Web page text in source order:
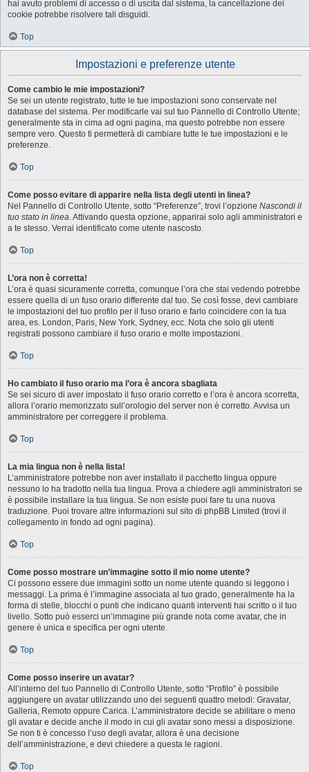
hai avuto problemi di accesso o di uscita dal sistema, la cancellazione dei
cookie potrebbe risolvere tali disguidi.
Top
Impostazioni e preferenze utente
Come cambio le mie impostazioni?
Se sei un utente registrato, tutte le tue impostazioni sono conservate nel
database del sistema. Per modificarle vai sul tuo Pannello di Controllo Utente;
generalmente sta in cima ad ogni pagina, ma questo potrebbe non essere
sempre vero. Questo ti permetterà di cambiare tutte le tue impostazioni e le
preferenze.
Top
Come posso evitare di apparire nella lista degli utenti in linea?
Nel Pannello di Controllo Utente, sotto “Preferenze”, trovi l’opzione Nascondi il
tuo stato in linea. Attivando questa opzione, apparirai solo agli amministratori e
a te stesso. Verrai identificato come utente nascosto.
Top
L’ora non è corretta!
L’ora è quasi sicuramente corretta, comunque l’ora che stai vedendo potrebbe
essere quella di un fuso orario differente dal tuo. Se così fosse, devi cambiare
le impostazioni del tuo profilo per il fuso orario e farlo coincidere con la tua
area, es. London, Paris, New York, Sydney, ecc. Nota che solo gli utenti
registrati possono cambiare il fuso orario e molte impostazioni.
Top
Ho cambiato il fuso orario ma l’ora è ancora sbagliata
Se sei sicuro di aver impostato il fuso orario corretto e l’ora è ancora scorretta,
allora l’orario memorizzato sull’orologio del server non è corretto. Avvisa un
amministratore per correggere il problema.
Top
La mia lingua non è nella lista!
L’amministratore potrebbe non aver installato il pacchetto lingua oppure
nessuno lo ha tradotto nella tua lingua. Prova a chiedere agli amministratori se
è possibile installare la tua lingua. Se non esiste puoi fare tu una nuova
traduzione. Puoi trovare altre informazioni sul sito di phpBB Limited (trovi il
collegamento in fondo ad ogni pagina).
Top
Come posso mostrare un’immagine sotto il mio nome utente?
Ci possono essere due immagini sotto un nome utente quando si leggono i
messaggi. La prima è l’immagine associata al tuo grado, generalmente ha la
forma di stelle, blocchi o punti che indicano quanti interventi hai scritto o il tuo
livello. Sotto può esserci un’immagine più grande nota come avatar, che in
genere è unica e specifica per ogni utente.
Top
Come posso inserire un avatar?
All’interno del tuo Pannello di Controllo Utente, sotto “Profilo” è possibile
aggiungere un avatar utilizzando uno dei seguenti quattro metodi: Gravatar,
Galleria, Remoto oppure Carica. L’amministratore decide se abilitare o meno
gli avatar e decide anche il modo in cui gli avatar sono messi a disposizione.
Se non ti è concesso l’uso degli avatar, allora è una decisione
dell’amministrazione, e devi chiedere a questa le ragioni.
Top